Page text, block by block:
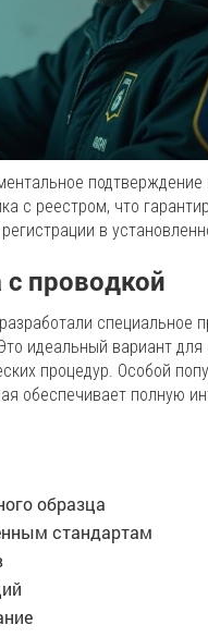
подтверждение
с реестром, что
в
проводкой
специальное
идеальный вариант
процедур. Особой
обеспечивает полную
образца
стандартам